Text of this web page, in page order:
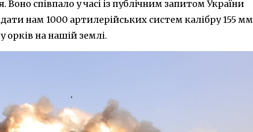
Воно співпало у часі із публічним запитом України
нам 1000 артилерійських систем калібру 155 мм
орків на нашій землі.